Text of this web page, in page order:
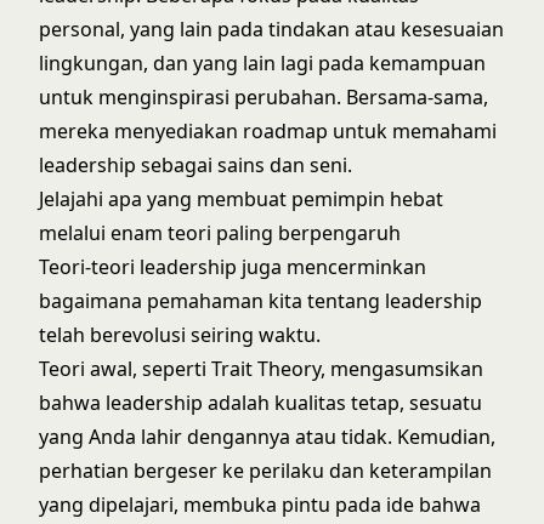
personal, yang lain pada tindakan atau kesesuaian
lingkungan, dan yang lain lagi pada kemampuan
untuk menginspirasi perubahan. Bersama-sama,
mereka menyediakan roadmap untuk memahami
leadership sebagai sains dan seni.
Jelajahi apa yang membuat pemimpin hebat
melalui enam teori paling berpengaruh
Teori-teori leadership juga mencerminkan
bagaimana pemahaman kita tentang leadership
telah berevolusi seiring waktu.
Teori awal, seperti Trait Theory, mengasumsikan
bahwa leadership adalah kualitas tetap, sesuatu
yang Anda lahir dengannya atau tidak. Kemudian,
perhatian bergeser ke perilaku dan keterampilan
yang dipelajari, membuka pintu pada ide bahwa